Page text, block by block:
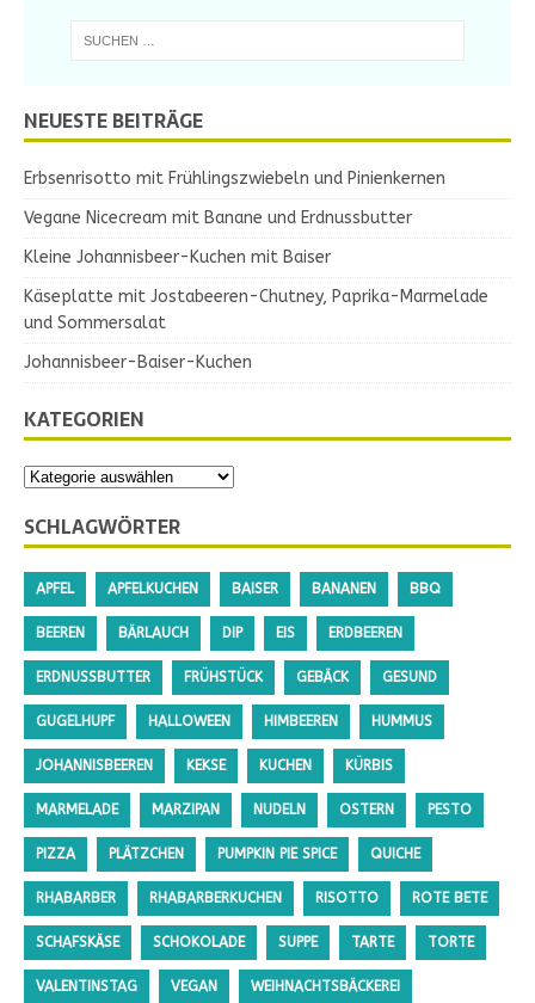
NEUESTE BEITRÄGE
Erbsenrisotto mit Frühlingszwiebeln und Pinienkernen
Vegane Nicecream mit Banane und Erdnussbutter
Kleine Johannisbeer-Kuchen mit Baiser
Käseplatte mit Jostabeeren-Chutney, Paprika-Marmelade
und Sommersalat
Johannisbeer-Baiser-Kuchen
KATEGORIEN
SCHLAGWÖRTER
APFEL APFELKUCHEN BAISER BANANEN BBQ
BEEREN BÄRLAUCH DIP EIS ERDBEEREN
ERDNUSSBUTTER FRÜHSTÜCK GEBÄCK GESUND
GUGELHUPF HALLOWEEN HIMBEEREN HUMMUS
JOHANNISBEEREN KEKSE KUCHEN KÜRBIS
MARMELADE MARZIPAN NUDELN OSTERN PESTO
PIZZA PLÄTZCHEN PUMPKIN PIE SPICE QUICHE
RHABARBER RHABARBERKUCHEN RISOTTO ROTE BETE
SCHAFSKÄSE SCHOKOLADE SUPPE TARTE TORTE
VALENTINSTAG VEGAN WEIHNACHTSBÄCKEREI